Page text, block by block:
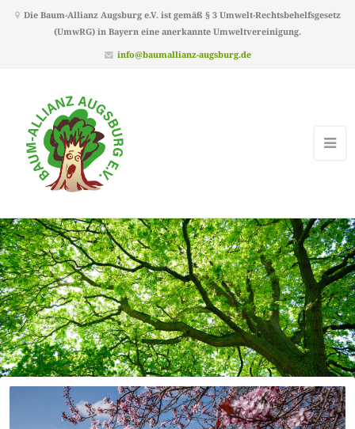
Die Baum-Allianz Augsburg e.V. ist gemäß § 3 Umwelt-Rechtsbehelfsgesetz
(UmwRG) in Bayern eine anerkannte Umweltvereinigung.
info@baumallianz-augsburg.de